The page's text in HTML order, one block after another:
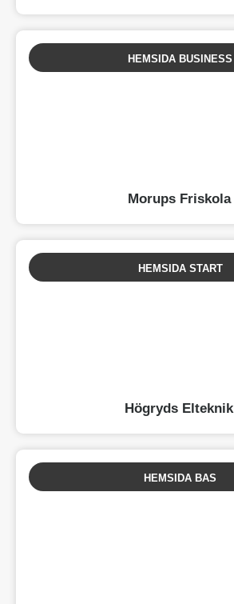
HEMSIDA BUSINESS
Morups Friskola
HEMSIDA START
Högryds Elteknik
HEMSIDA BAS